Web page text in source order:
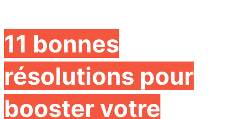
11 bonnes
résolutions pour
booster votre